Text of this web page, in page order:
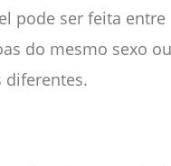
pode ser feita entre
do mesmo sexo
diferentes.